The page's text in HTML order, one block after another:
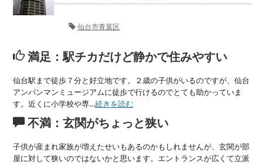
仙台市青葉区
満足：駅チカだけど静かで住みやすい
仙台駅まで徒歩７分と好立地です。２歳の子供がいるのですが、仙台
アンパンマンミュージアムに徒歩で行けるのでとても助かっていま
す。近くに小学校や専…続きを読む
不満：玄関がちょっと狭い
子供が産まれ家族が増えたせいもあるのかもしれませんが、玄関が部
屋に対して狭いのではないかと思います。エントランスが広くて立派